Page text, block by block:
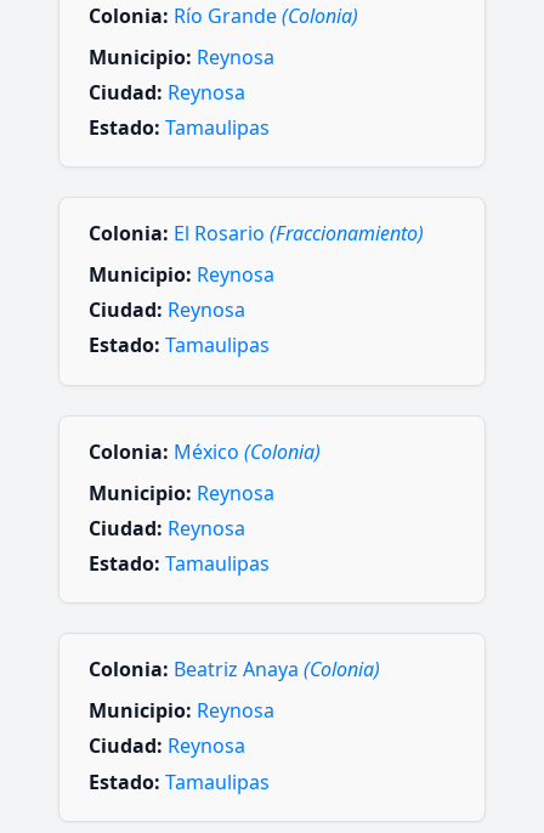
Colonia: Río Grande(Colonia)
Municipio: Reynosa
Ciudad: Reynosa
Estado: Tamaulipas
Colonia: El Rosario (Fraccionamiento)
Municipio: Reynosa
Ciudad: Reynosa
Estado: Tamaulipas
Colonia: México (Colonia)
Municipio: Reynosa
Ciudad: Reynosa
Estado: Tamaulipas
Colonia: Beatriz Anaya (Colonia)
Municipio: Reynosa
Ciudad: Reynosa
Estado: Tamaulipas